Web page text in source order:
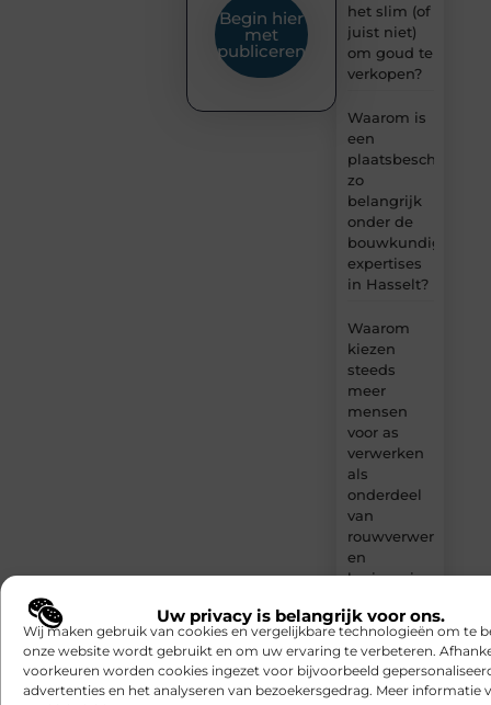
Uw privacy is belangrijk voor ons.
Wij maken gebruik van cookies en vergelijkbare technologieën om te
onze website wordt gebruikt en om uw ervaring te verbeteren.
voorkeuren worden cookies ingezet voor bijvoorbeeld
advertenties en het analyseren van bezoekersgedrag. Meer informatie
het slim (of
juist niet)
om goud te
verkopen?
Waarom is
een
plaatsbeschrijving
zo
belangrijk
onder de
bouwkundige
expertises
in Hasselt?
Waarom
kiezen
steeds
meer
mensen
voor as
verwerken
als
onderdeel
van
rouwverwerking
en
herinnering?
De beste
meerdaagse
routes door
Luxemburg
Begin hier
met
publiceren